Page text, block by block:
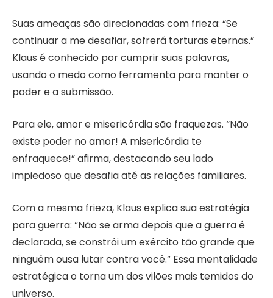
Suas ameaças são direcionadas com frieza: “Se
continuar a me desafiar, sofrerá torturas eternas.”
Klaus é conhecido por cumprir suas palavras,
usando o medo como ferramenta para manter o
poder e a submissão.
Para ele, amor e misericórdia são fraquezas. “Não
existe poder no amor! A misericórdia te
enfraquece!” afirma, destacando seu lado
impiedoso que desafia até as relações familiares.
Com a mesma frieza, Klaus explica sua estratégia
para guerra: “Não se arma depois que a guerra é
declarada, se constrói um exército tão grande que
ninguém ousa lutar contra você.” Essa mentalidade
estratégica o torna um dos vilões mais temidos do
universo.